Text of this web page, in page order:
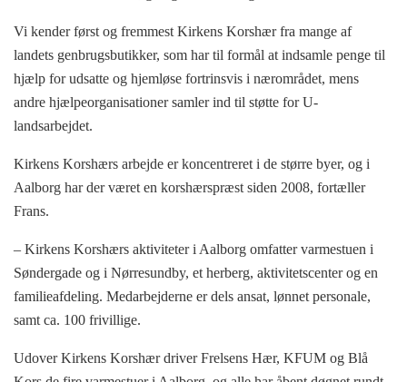
Vi kender først og fremmest Kirkens Korshær fra mange af
landets genbrugsbutikker, som har til formål at indsamle penge til
hjælp for udsatte og hjemløse fortrinsvis i nærområdet, mens
andre hjælpeorganisationer samler ind til støtte for U-
landsarbejdet.
Kirkens Korshærs arbejde er koncentreret i de større byer, og i
Aalborg har der været en korshærspræst siden 2008, fortæller
Frans.
– Kirkens Korshærs aktiviteter i Aalborg omfatter varmestuen i
Søndergade og i Nørresundby, et herberg, aktivitetscenter og en
familieafdeling. Medarbejderne er dels ansat, lønnet personale,
samt ca. 100 frivillige.
Udover Kirkens Korshær driver Frelsens Hær, KFUM og Blå